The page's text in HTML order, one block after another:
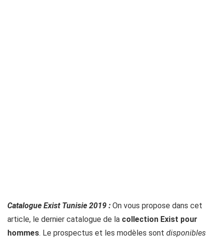
Catalogue Exist Tunisie 2019 : On vous propose dans cet
article, le dernier catalogue de la collection Exist pour
hommes. Le prospectus et les modèles sont disponibles